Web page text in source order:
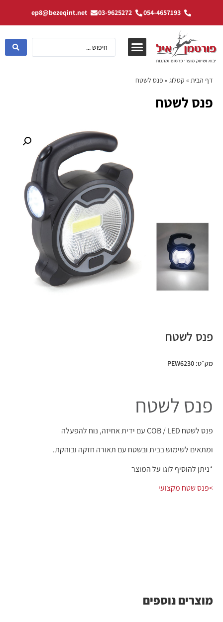
054-4657193
03-9625272
ep8@bezeqint.net
דף הבית » קטלוג » פנס לשטח
פנס לשטח
פנס לשטח
מק״ט: PEW6230
פנס לשטח
פנס לשטח COB / LED עם ידית אחיזה, נוח להפעלה
ומתאים לשימוש בבית ובשטח עם תאורה חזקה ובוהקת.
*ניתן להוסיף לוגו על המוצר
>פנס שטח מקצועי
מוצרים נוספים